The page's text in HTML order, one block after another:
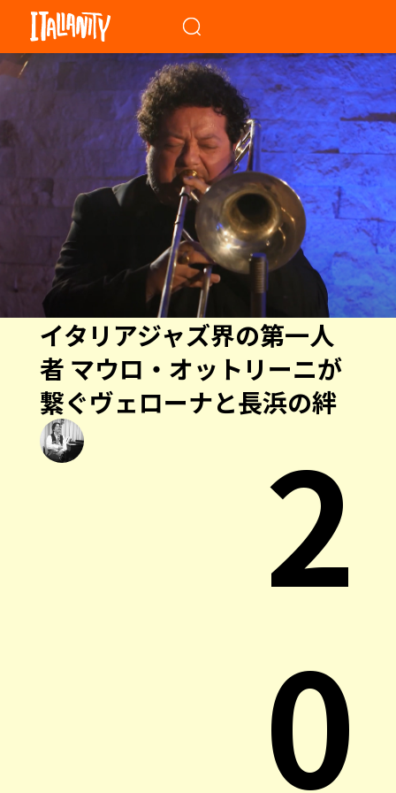
イタリアジャズ界の第一人
者 マウロ・オットリーニが
繋ぐヴェローナと長浜の絆
2
0